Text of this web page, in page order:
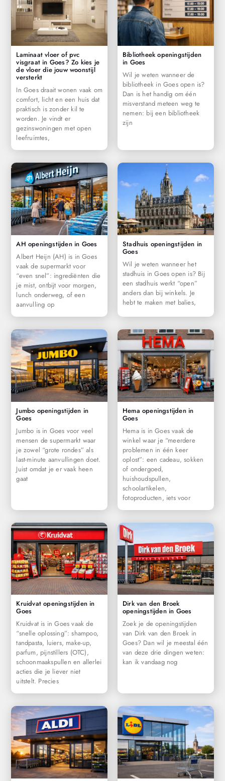
Laminaat vloer of pvc
visgraat in Goes? Zo kies je
de vloer die jouw woonstijl
versterkt
In Goes draait wonen vaak om
comfort, licht en een huis dat
praktisch is zonder kil te
worden. Je vindt er
gezinswoningen met open
leefruimtes,
Bibliotheek openingstijden
in Goes
Wil je weten wanneer de
bibliotheek in Goes open is?
Dan is het handig om één
misverstand meteen weg te
nemen: bij een bibliotheek
zijn
AH openingstijden in Goes
Albert Heijn (AH) is in Goes
vaak de supermarkt voor
“even snel”: ingrediënten die
je mist, ontbijt voor morgen,
lunch onderweg, of een
aanvulling op
Stadhuis openingstijden in
Goes
Wil je weten wanneer het
stadhuis in Goes open is? Bij
een stadhuis werkt “open”
anders dan bij winkels. Je
hebt te maken met balies,
Jumbo openingstijden in
Goes
Jumbo is in Goes voor veel
mensen de supermarkt waar
je zowel “grote rondes” als
last-minute aanvullingen doet.
Juist omdat je er vaak heen
gaat
Hema openingstijden in
Goes
Hema is in Goes vaak de
winkel waar je “meerdere
problemen in één keer
oplost”: een cadeau, sokken
of ondergoed,
huishoudspullen,
schoolartikelen,
fotoproducten, iets voor
Kruidvat openingstijden in
Goes
Kruidvat is in Goes vaak de
“snelle oplossing”: shampoo,
tandpasta, luiers, make-up,
parfum, pijnstillers (OTC),
schoonmaakspullen en allerlei
acties die je liever niet
uitstelt. Precies
Dirk van den Broek
openingstijden in Goes
Zoek je de openingstijden
van Dirk van den Broek in
Goes? Dan wil je meestal één
van deze drie dingen weten:
kan ik vandaag nog